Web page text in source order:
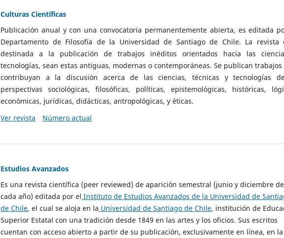
Culturas Científicas
Publicación anual y con una convocatoria permanentemente abierta, es editada
Departamento de Filosofía de la Universidad de Santiago de Chile. La revista
destinada a la publicación de trabajos inéditos orientados hacia las
tecnologías, sean estas antiguas, modernas o contemporáneas. Se publican
contribuyan a la discusión acerca de las ciencias, técnicas y tecnologías
perspectivas sociológicas, filosóficas, políticas, epistemológicas, históricas,
económicas, jurídicas, didácticas, antropológicas, y éticas.
Ver revista
Número actual
Estudios Avanzados
Es una revista científica (peer reviewed) de aparición semestral (junio y diciembre de
cada año) editada por el Instituto de Estudios Avanzados de la Universidad de
de Chile, el cual se aloja en la Universidad de Santiago de Chile, institución de
Superior Estatal con una tradición desde 1849 en las artes y los oficios. Sus escritos
cuentan con acceso abierto a partir de su publicación, exclusivamente en línea, en la